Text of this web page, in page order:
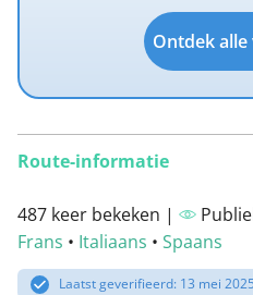
Ontdek
Route-informatie
487 keer bekeken |
Frans • Italiaans • Spaans
Laatst geverifieerd: 13 mei 2025